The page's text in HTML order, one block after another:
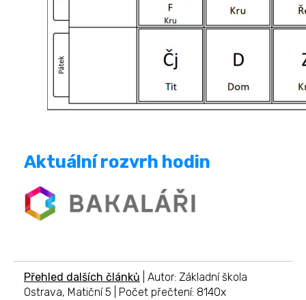
Aktuální rozvrh hodin
Přehled dalších článků | Autor: Základní škola
Ostrava, Matiční 5 | Počet přečtení: 8140x